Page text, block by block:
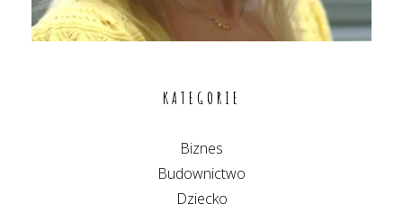
KATEGORIE
Biznes
Budownictwo
Dziecko